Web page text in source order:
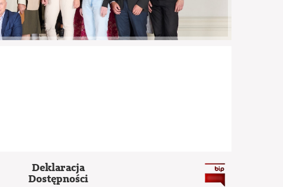
Deklaracja
Dostępności